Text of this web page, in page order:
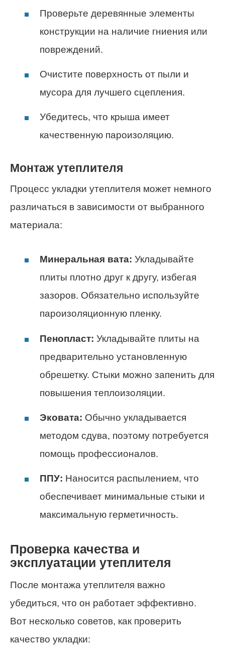
Проверьте деревянные элементы
конструкции на наличие гниения или
повреждений.
Очистите поверхность от пыли и
мусора для лучшего сцепления.
Убедитесь, что крыша имеет
качественную пароизоляцию.
Монтаж утеплителя
Процесс укладки утеплителя может немного
различаться в зависимости от выбранного
материала:
Минеральная вата: Укладывайте
плиты плотно друг к другу, избегая
зазоров. Обязательно используйте
пароизоляционную пленку.
Пенопласт: Укладывайте плиты на
предварительно установленную
обрешетку. Стыки можно запенить для
повышения теплоизоляции.
Эковата: Обычно укладывается
методом сдува, поэтому потребуется
помощь профессионалов.
ППУ: Наносится распылением, что
обеспечивает минимальные стыки и
максимальную герметичность.
Проверка качества и
эксплуатации утеплителя
После монтажа утеплителя важно
убедиться, что он работает эффективно.
Вот несколько советов, как проверить
качество укладки: